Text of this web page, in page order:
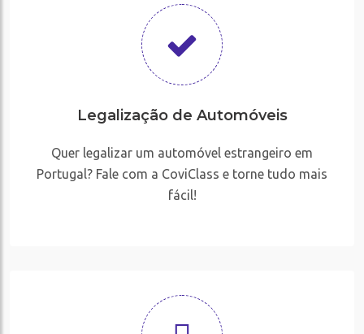
Legalização de Automóveis
Quer legalizar um automóvel estrangeiro em
Portugal? Fale com a CoviClass e torne tudo mais
fácil!